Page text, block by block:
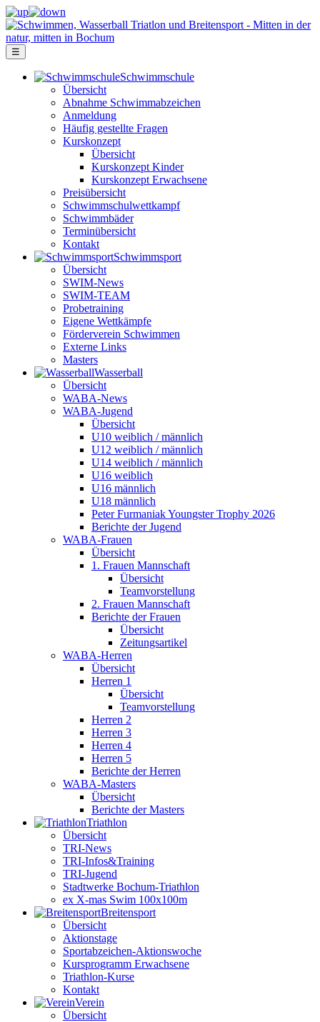
☰
Schwimm­schule
Übersicht
Ab­nah­me Schwimm­ab­zei­chen
Anmeldung
Häufig gestellte Fragen
Kurs­konzept
Übersicht
Kurskonzept Kinder
Kurskonzept Erwachsene
Preis­über­sicht
Schwimm­schul­wett­kampf
Schwimm­bäder
Terminübersicht
Kontakt
Schwimm­sport
Übersicht
SWIM-News
SWIM-TEAM
Probe­training
Eigene Wettkämpfe
Förderverein Schwimmen
Externe Links
Masters
Wasser­ball
Übersicht
WABA-News
WABA-Jugend
Übersicht
U10 weiblich / männlich
U12 weiblich / männlich
U14 weiblich / männlich
U16 weiblich
U16 männlich
U18 männlich
Peter Furmaniak Youngster Trophy 2026
Berichte der Jugend
WABA-Frauen
Übersicht
1. Frauen Mannschaft
Übersicht
Teamvorstellung
2. Frauen Mannschaft
Berichte der Frauen
Übersicht
Zeitungsartikel
WABA-Herren
Übersicht
Herren 1
Übersicht
Teamvorstellung
Herren 2
Herren 3
Herren 4
Herren 5
Berichte der Herren
WABA-Masters
Übersicht
Berichte der Masters
Triathlon
Übersicht
TRI-News
TRI-Infos&Training
TRI-Jugend
Stadtwerke Bochum-Triathlon
ex X-mas Swim 100x100m
Breiten­sport
Übersicht
Aktionstage
Sportabzeichen-Aktionswoche
Kursprogramm Erwachsene
Triathlon-Kurse
Kontakt
Verein
Übersicht